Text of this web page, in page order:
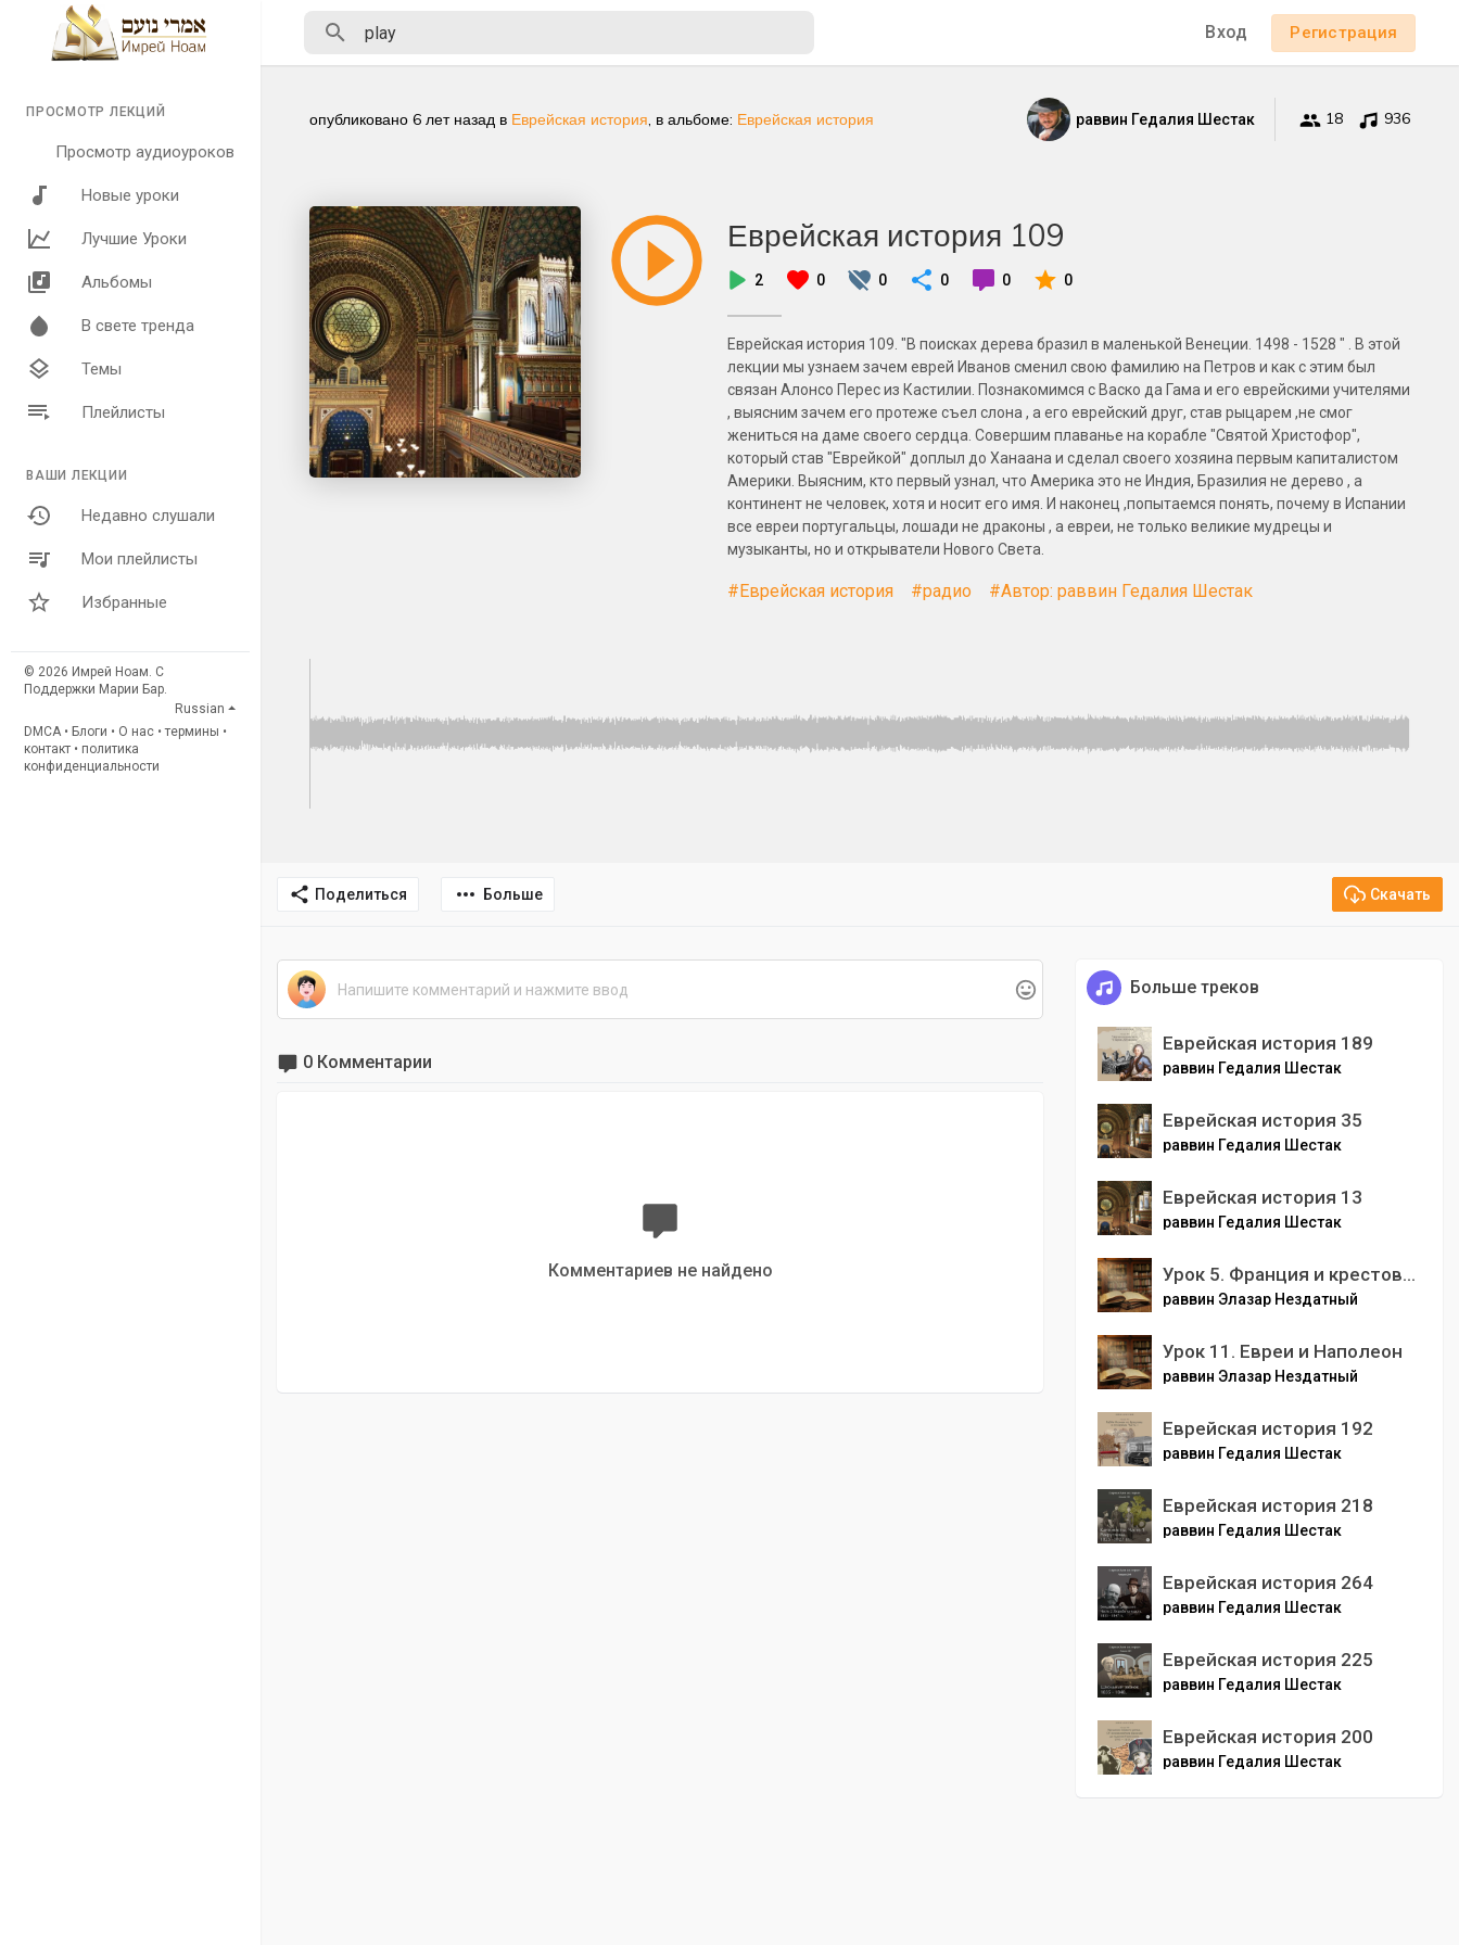
ПРОСМОТР ЛЕКЦИЙ
Просмотр аудиоуроков
Новые уроки
Лучшие Уроки
Альбомы
В свете тренда
Темы
Плейлисты
ВАШИ ЛЕКЦИИ
Недавно слушали
Мои плейлисты
Избранные
© 2026 Имрей Ноам. С
Поддержки Марии Бар.
Russian
DMCA • Блоги • О нас •термины •
контакт • политика
конфиденциальности
Вход Регистрация
опубликовано 6 лет назад в Еврейская история , в альбоме: Еврейская история раввин Гедалия Шестак 18 936
Еврейская история 109
2 0 0 0 0 0
Еврейская история 109. "В поисках дерева бразил в маленькой Венеции. 1498 - 1528 " . В этой
лекции мы узнаем зачем еврей Иванов сменил свою фамилию на Петров и как с этим был
связан Алонсо Перес из Кастилии. Познакомимся с Васко да Гама и его еврейскими учителями
, выясним зачем его протеже съел слона , а его еврейский друг, став рыцарем ,не смог
жениться на даме своего сердца. Совершим плаванье на корабле "Святой Христофор",
который став "Еврейкой" доплыл до Ханаана и сделал своего хозяина первым капиталистом
Америки. Выясним, кто первый узнал, что Америка это не Индия, Бразилия не дерево , а
континент не человек, хотя и носит его имя. И наконец ,попытаемся понять, почему в Испании
все евреи португальцы, лошади не драконы , а евреи, не только великие мудрецы и
музыканты, но и открыватели Нового Света.
#Еврейская история #радио #Автор: раввин Гедалия Шестак
Поделиться Больше Скачать
0 Комментарии
Комментариев не найдено
Больше треков
Еврейская история 189
раввин Гедалия Шестак
Еврейская история 35
раввин Гедалия Шестак
Еврейская история 13
раввин Гедалия Шестак
Урок 5. Франция и крестовые походы
раввин Элазар Нездатный
Урок 11. Евреи и Наполеон
раввин Элазар Нездатный
Еврейская история 192
раввин Гедалия Шестак
Еврейская история 218
раввин Гедалия Шестак
Еврейская история 264
раввин Гедалия Шестак
Еврейская история 225
раввин Гедалия Шестак
Еврейская история 200
раввин Гедалия Шестак